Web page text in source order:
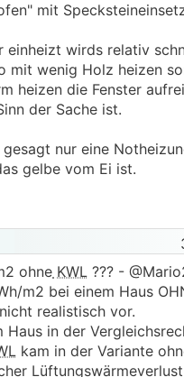
mit
einheizt wirds relativ
mit wenig Holz heizen
heizen die Fenster
der Sache ist.
nur eine
gelbe vom Ei ist.
ohne KWL ??? -
m2 bei einem Haus
realistisch vor.
Haus in der
kam in der Variante